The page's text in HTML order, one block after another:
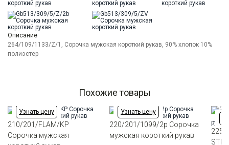
Описание
264/109/1133/Z/1, Сорочка мужская короткий рукав, 90% хлопок 10%
полиэстер
Похожие товары
Узнать цену
210/201/FLAM/KP
Сорочка мужская
Узнать цену
220/201/1099/2p Сорочка
мужская короткий рукав
225/